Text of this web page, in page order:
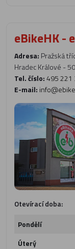
eBikeHK -
Adresa: Pražská
Hradec Králové -
Tel. číslo:495 221
E-mail:
Otevírací doba:
Pondělí
Úterý